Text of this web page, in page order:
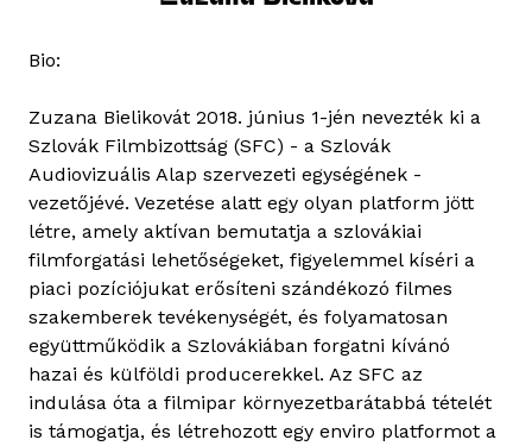
Bio:
Zuzana Bielikovát 2018. június 1-jén nevezték ki a
Szlovák Filmbizottság (SFC) - a Szlovák
Audiovizuális Alap szervezeti egységének -
vezetőjévé. Vezetése alatt egy olyan platform jött
létre, amely aktívan bemutatja a szlovákiai
filmforgatási lehetőségeket, figyelemmel kíséri a
piaci pozíciójukat erősíteni szándékozó filmes
szakemberek tevékenységét, és folyamatosan
együttműködik a Szlovákiában forgatni kívánó
hazai és külföldi producerekkel. Az SFC az
indulása óta a filmipar környezetbarátabbá tételét
is támogatja, és létrehozott egy enviro platformot a